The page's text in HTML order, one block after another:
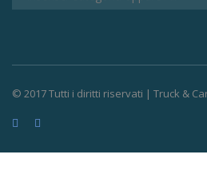
© 2017 Tutti i diritti riservati | Truck &